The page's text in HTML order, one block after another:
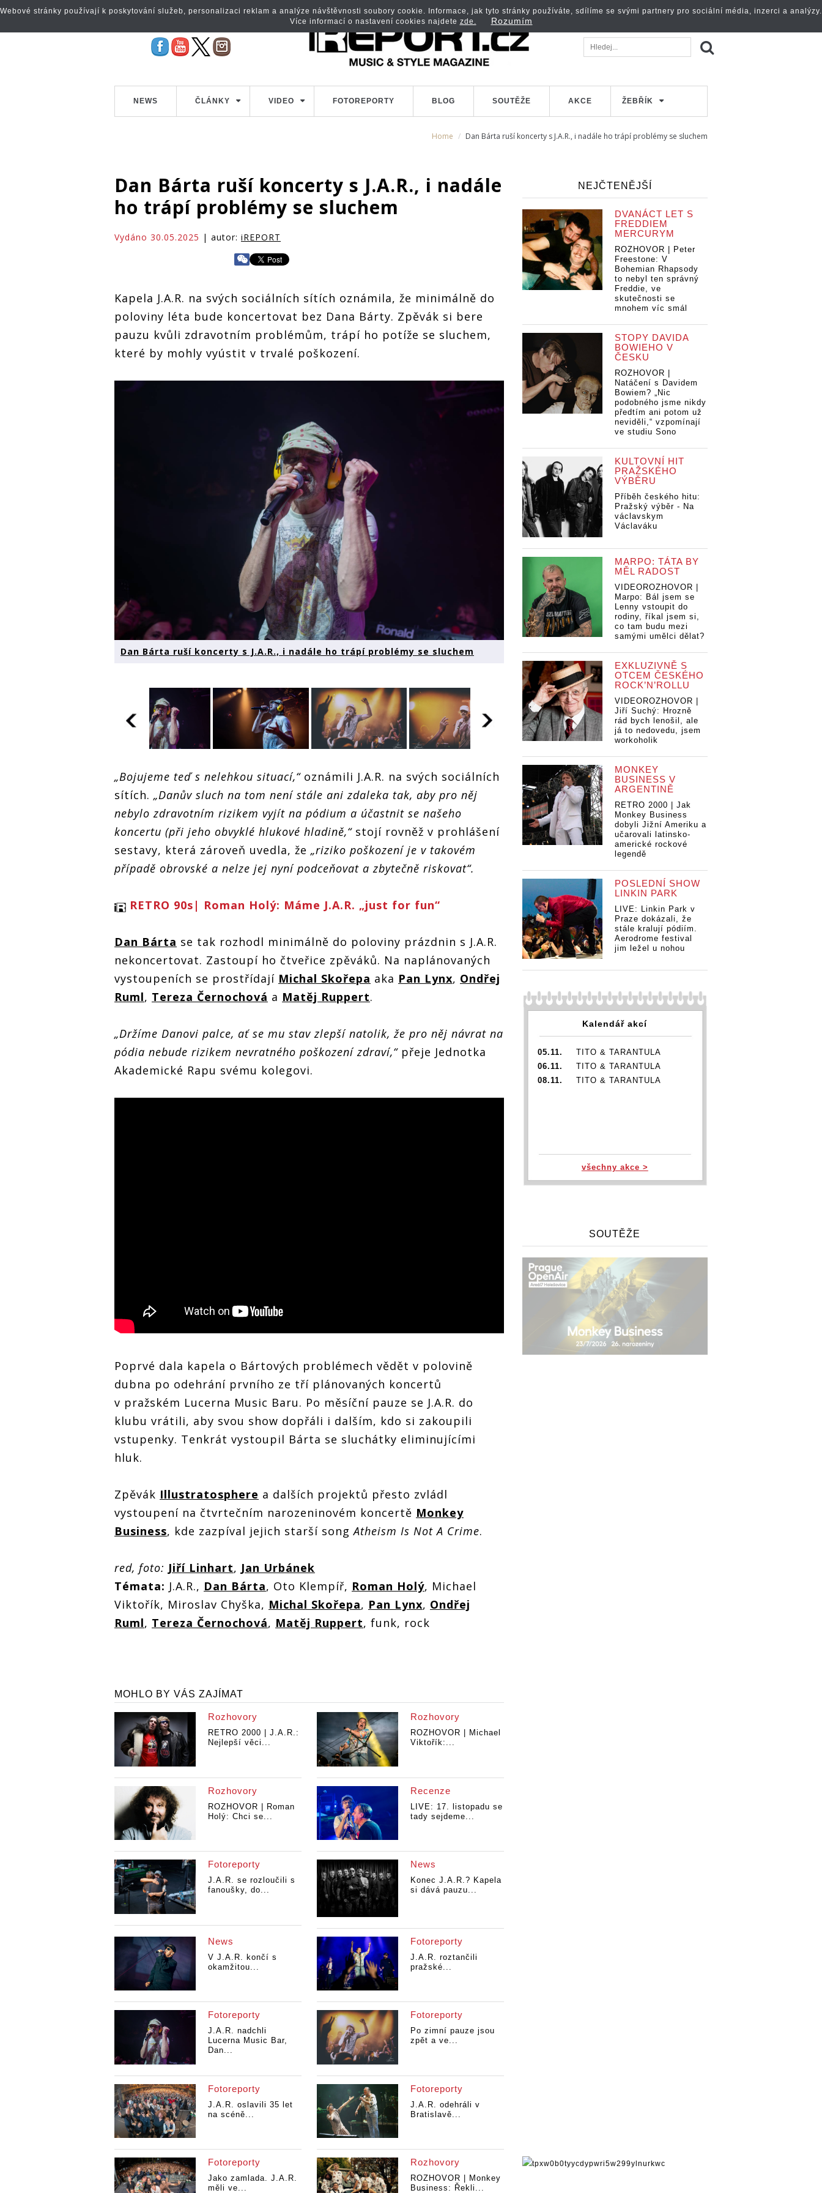
NEWS ČLÁNKY VIDEO FOTOREPORTY BLOG SOUTĚŽE AKCE ŽEBŘÍK
Home Dan Bárta ruší koncerty s J.A.R., i nadále ho trápí problémy se sluchem
Dan Bárta ruší koncerty s J.A.R., i nadále
ho trápí problémy se sluchem
Vydáno 30.05.2025 | autor: iREPORT
Kapela J.A.R. na svých sociálních sítích oznámila, že minimálně do
poloviny léta bude koncertovat bez Dana Bárty. Zpěvák si bere
pauzu kvůli zdravotním problémům, trápí ho potíže se sluchem,
které by mohly vyústit v trvalé poškození.
Dan Bárta ruší koncerty s J.A.R., i nadále ho trápí problémy se sluchem
koncerty s
J.A.R., i nadále
ho trápí
problémy se
sluchem
koncerty s
ho trápí
problémy se
sluchem
koncerty s
J.A.R., i nadále
ho trápí
problémy se
sluchem
koncerty s
J.A.R., i nadále
ho trápí
problémy se
sluchem
Dan Bárta ruší
koncerty s
J.A.R., i nadále
ho trápí
problémy se
sluchem
koncerty s
J.A.R., i nadále
problémy se
sluchem
„Bojujeme teď s nelehkou situací,“oznámili J.A.R. na svých sociálních
sítích. „Danův sluch na tom není stále ani zdaleka tak, aby pro něj
nebylo zdravotním rizikem vyjít na pódium a účastnit se našeho
koncertu (při jeho obvyklé hlukové hladině,“ stojí rovněž v prohlášení
sestavy, která zároveň uvedla, že „riziko poškození je v takovém
případě obrovské a nelze jej nyní podceňovat a zbytečně riskovat“.
RETRO 90s| Roman Holý: Máme J.A.R. „just for fun“
Dan Bárta se tak rozhodl minimálně do poloviny prázdnin s J.A.R.
nekoncertovat. Zastoupí ho čtveřice zpěváků. Na naplánovaných
vystoupeních se prostřídají Michal Skořepa aka Pan Lynx, Ondřej
Ruml, Tereza Černochová a Matěj Ruppert.
„Držíme Danovi palce, ať se mu stav zlepší natolik, že pro něj návrat na
pódia nebude rizikem nevratného poškození zdraví,“přeje Jednotka
Akademické Rapu svému kolegovi.
Poprvé dala kapela o Bártových problémech vědět v polovině
dubna po odehrání prvního ze tří plánovaných koncertů
v pražském Lucerna Music Baru. Po měsíční pauze se J.A.R. do
klubu vrátili, aby svou show dopřáli i dalším, kdo si zakoupili
vstupenky. Tenkrát vystoupil Bárta se sluchátky eliminujícími
hluk.
Zpěvák Illustratosphere a dalších projektů přesto zvládl
vystoupení na čtvrtečním narozeninovém koncertě Monkey
Business, kde zazpíval jejich starší song Atheism Is Not A Crime.
red, foto: Jiří Linhart, Jan Urbánek
Témata: J.A.R., Dan Bárta, Oto Klempíř, Roman Holý, Michael
Viktořík, Miroslav Chyška, Michal Skořepa, Pan Lynx, Ondřej
Ruml, Tereza Černochová, Matěj Ruppert, funk, rock
MOHLO BY VÁS ZAJÍMAT
Rozhovory
RETRO 2000 | J.A.R.:
Nejlepší věci...
Rozhovory
ROZHOVOR | Michael
Viktořík:...
Rozhovory
ROZHOVOR | Roman
Holý: Chci se...
Recenze
LIVE: 17. listopadu se
tady sejdeme...
Fotoreporty
J.A.R. se rozloučili s
fanoušky, do...
News
Konec J.A.R.? Kapela
si dává pauzu...
News
V J.A.R. končí s
okamžitou...
Fotoreporty
J.A.R. roztančili
pražské...
Fotoreporty
J.A.R. nadchli
Lucerna Music Bar,
Dan...
Fotoreporty
Po zimní pauze jsou
zpět a ve...
Fotoreporty
J.A.R. oslavili 35 let
na scéně...
Fotoreporty
J.A.R. odehráli v
Bratislavě...
Fotoreporty
Jako zamlada. J.A.R.
měli ve...
Rozhovory
ROZHOVOR | Monkey
Business: Řekli...
NEJČTENĚJŠÍ
DVANÁCT LET S
FREDDIEM
MERCURYM
ROZHOVOR | Peter
Freestone: V
Bohemian Rhapsody
to nebyl ten správný
Freddie, ve
skutečnosti se
mnohem víc smál
STOPY DAVIDA
BOWIEHO V
ČESKU
ROZHOVOR |
Natáčení s Davidem
Bowiem? „Nic
podobného jsme nikdy
předtím ani potom už
neviděli,“ vzpomínají
ve studiu Sono
KULTOVNÍ HIT
PRAŽSKÉHO
VÝBĚRU
Příběh českého hitu:
Pražský výběr - Na
václavskym
Václaváku
MARPO: TÁTA BY
MĚL RADOST
VIDEOROZHOVOR |
Marpo: Bál jsem se
Lenny vstoupit do
rodiny, říkal jsem si,
co tam budu mezi
samými umělci dělat?
EXKLUZIVNĚ S
OTCEM ČESKÉHO
ROCK’N’ROLLU
VIDEOROZHOVOR |
Jiří Suchý: Hrozně
rád bych lenošil, ale
já to nedovedu, jsem
workoholik
MONKEY
BUSINESS V
ARGENTINĚ
RETRO 2000 | Jak
Monkey Business
dobyli Jižní Ameriku a
učarovali latinsko-
americké rockové
legendě
POSLEDNÍ SHOW
LINKIN PARK
LIVE: Linkin Park v
Praze dokázali, že
stále kralují pódiím.
Aerodrome festival
jim ležel u nohou
Kalendář akcí
05.11.
TITO & TARANTULA
06.11.
TITO & TARANTULA
08.11.
TITO & TARANTULA
všechny akce >
SOUTĚŽE
Webové stránky používají k poskytování služeb, personalizaci reklam a analýze návštěvnosti soubory cookie. Informace, jak tyto stránky používáte, sdílíme se svými partnery pro sociální média, inzerci a analýzy.
Více informací o nastavení cookies najdete zde. Rozumím